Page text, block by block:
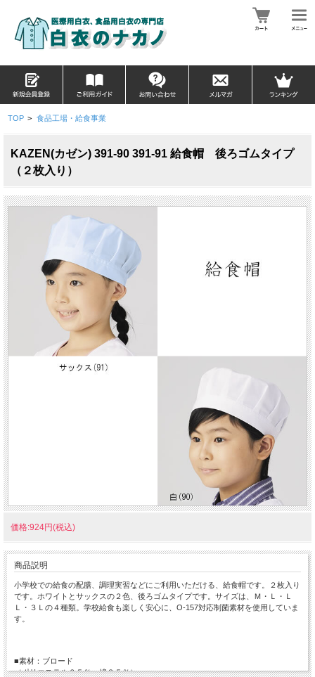
TOP > 食品工場・給食事業
KAZEN(カゼン) 391-90 391-91 給食帽 後ろゴムタイプ
（２枚入り）
価格:924円(税込)
商品説明
小学校での給食の配膳、調理実習などにご利用いただける、給食帽です。２枚入り
です。ホワイトとサックスの２色、後ろゴムタイプです。サイズは、Ｍ・Ｌ・Ｌ
Ｌ・３Ｌの４種類。学校給食も楽しく安心に、O-157対応制菌素材を使用していま
す。
■素材：ブロード
（ポリエステル６５％・綿３５％）